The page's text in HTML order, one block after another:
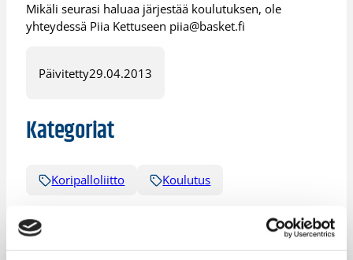
Mikäli seurasi haluaa järjestää koulutuksen, ole
yhteydessä Piia Kettuseen piia@basket.fi
Päivitetty29.04.2013
Kategoriat
Koripalloliitto Koulutus